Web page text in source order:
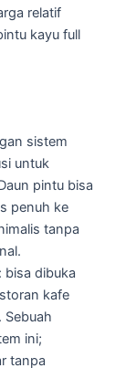
relatif
kayu full
sistem
untuk
pintu bisa
penuh ke
tanpa
bisa dibuka
kafe
ini;
tanpa